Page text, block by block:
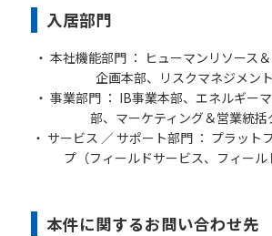
入居部門
・ 本社機能部門 ： ヒューマンリソース
企画本部、リスクマネジメン
・ 事業部門 ： IB事業本部、エネルギー
部、マーケティング＆営業統括
・ サービス ／ サポート部門 ： プラット
プ（フィールドサービス、フィール
本件に関するお問い合わせ先